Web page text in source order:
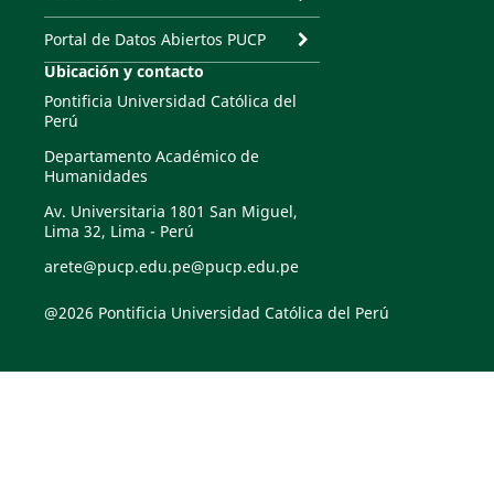
Portal de Datos Abiertos PUCP
Ubicación y contacto
Pontificia Universidad Católica del
Perú
Departamento Académico de
Humanidades
Av. Universitaria 1801 San Miguel,
Lima 32, Lima - Perú
arete@pucp.edu.pe@pucp.edu.pe
@2026 Pontificia Universidad Católica del Perú